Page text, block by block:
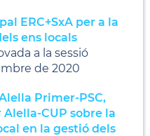
ERC+SxA per a la
ens locals
a la sessió
de 2020
Primer-PSC,
CUP sobre la
en la gestió dels